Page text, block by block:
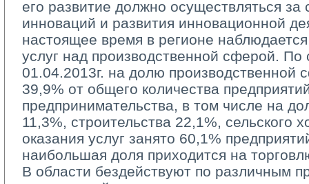
его развитие должно осуществляться за
инноваций и развития инновационной
настоящее время в регионе
услуг над производственной сферой. По
01.04.2013г. на долю производственной
39,9% от общего количества
предпринимательства, в том числе на
11,3%, строительства 22,1%, сельского
оказания услуг занято 60,1%
наибольшая доля приходится на
В области бездействуют по различным